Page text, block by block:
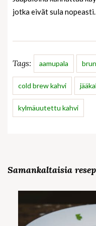
jotka eivät sula nopeasti.
Tags: aamupala
cold brew kahvi
kylmäuutettu kahvi
Samankaltaisia